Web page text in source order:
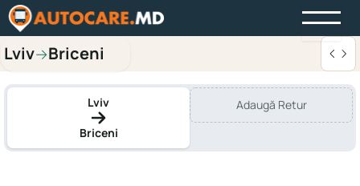
Lviv→Briceni
Lviv
Briceni
Adaugă Retur